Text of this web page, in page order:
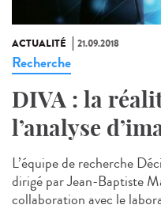
ACTUALITÉ 21.09.2018
Recherche
DIVA : la
l’analyse
L’équipe de recherche
dirigé par Jean-Baptiste
collaboration avec le